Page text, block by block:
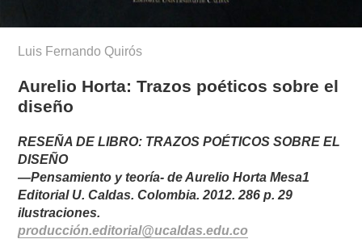
Luis Fernando Quirós
Aurelio Horta: Trazos poéticos sobre el
diseño
RESEÑA DE LIBRO: TRAZOS POÉTICOS SOBRE EL
DISEÑO
—Pensamiento y teoría- de Aurelio Horta Mesa1
Editorial U. Caldas. Colombia. 2012. 286 p. 29
ilustraciones.
producción.editorial@ucaldas.edu.co